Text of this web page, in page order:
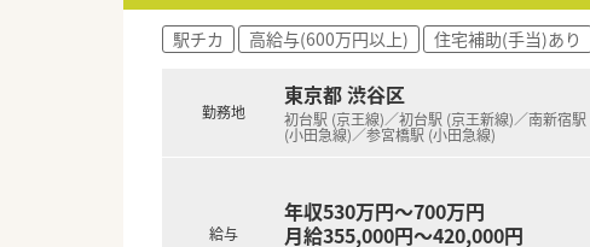
駅チカ 高給与(600万円以上) 住宅補助(手当)あり
勤務地
東京都 渋谷区
初台駅 (京王線)／初台駅 (京王新線)／南新宿駅
(小田急線)／参宮橋駅 (小田急線)
給与
年収530万円～700万円
月給355,000円～420,000円